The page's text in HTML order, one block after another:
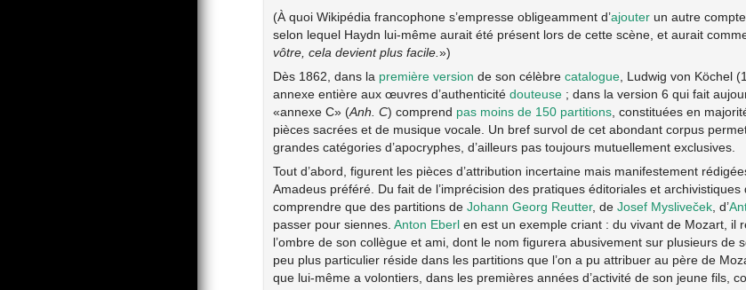
(À quoi Wikipédia francophone s’empresse obligeamment d’ajouterun autre
selon lequel Haydn lui-même aurait été présent lors de cette scène, et aurait
vôtre, cela devient plus facile. »)
Dès 1862, dans la première version de son célèbre catalogue, Ludwig von Köchel
annexe entière aux œuvres d’authenticité douteuse; dans la version 6 qui fait
«annexe C» (Anh. C) comprend pas moins de 150 partitions, constituées en
pièces sacrées et de musique vocale. Un bref survol de cet abondant corpus
grandes catégories d’apocryphes, d’ailleurs pas toujours mutuellement exclusives.
Tout d’abord, figurent les pièces d’attribution incertaine mais manifestement
Amadeus préféré. Du fait de l’imprécision des pratiques éditoriales et archivistiques
comprendre que des partitions de Johann Georg Reutter, de Josef Mysliveček, d’
passer pour siennes. Anton Eberlen est un exemple criant : du vivant de Mozart, il
l’ombre de son collègue et ami, dont le nom figurera abusivement sur plusieurs de
peu plus particulier réside dans les partitions que l’on a pu attribuer au père de
que lui-même a volontiers, dans les premières années d’activité de son jeune fils,